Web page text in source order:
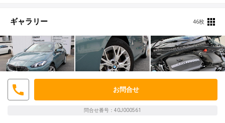
ギャラリー 46枚
お問合せ
問合せ番号：40J000561